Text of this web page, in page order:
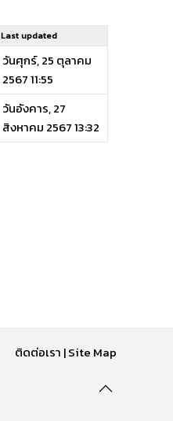
Last updated
วันศุกร์, 25 ตุลาคม
2567 11:55
วันอังคาร, 27
สิงหาคม 2567 13:32
ติดต่อเรา |Site Map